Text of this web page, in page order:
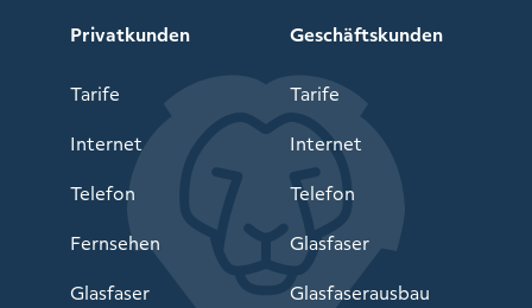
Privatkunden
Tarife
Internet
Telefon
Fernsehen
Glasfaser
Geschäftskunden
Tarife
Internet
Telefon
Glasfaser
Glasfaserausbau